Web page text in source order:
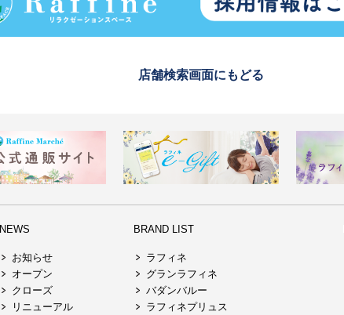
店舗検索画面にもどる
NEWS
お知らせ
オープン
クローズ
リニューアル
BRAND LIST
ラフィネ
グランラフィネ
バダンバルー
ラフィネプリュス